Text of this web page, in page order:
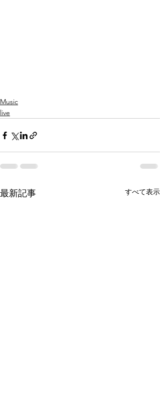
Music
live
最新記事 すべて表示